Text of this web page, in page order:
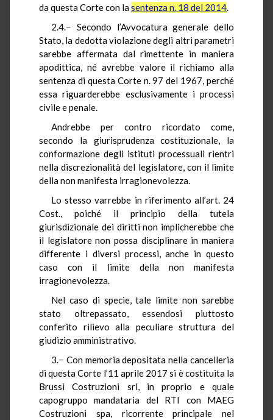
da questa Corte con lasentenza n. 18 del 2014.
2.4.− Secondo l’Avvocatura generale dello
Stato, la dedotta violazione degli altri parametri
sarebbe affermata dal rimettente in maniera
apodittica, né avrebbe valore il richiamo alla
sentenza di questa Corte n. 97 del 1967, perché
essa riguarderebbe esclusivamente i processi
civile e penale.
Andrebbe per contro ricordato come,
secondo la giurisprudenza costituzionale, la
conformazione degli istituti processuali rientri
nella discrezionalità del legislatore, con il limite
della non manifesta irragionevolezza.
Lo stesso varrebbe in riferimento all’art. 24
Cost., poiché il principio della tutela
giurisdizionale dei diritti non implicherebbe che
il legislatore non possa disciplinare in maniera
differente i diversi processi, anche in questo
caso con il limite della non manifesta
irragionevolezza.
Nel caso di specie, tale limite non sarebbe
stato oltrepassato, essendosi piuttosto
conferito rilievo alla peculiare struttura del
giudizio amministrativo.
3.− Con memoria depositata nella cancelleria
di questa Corte l’11 aprile 2017 si è costituita la
Brussi Costruzioni srl, in proprio e quale
capogruppo mandataria del RTI con MAEG
Costruzioni spa, ricorrente principale nel